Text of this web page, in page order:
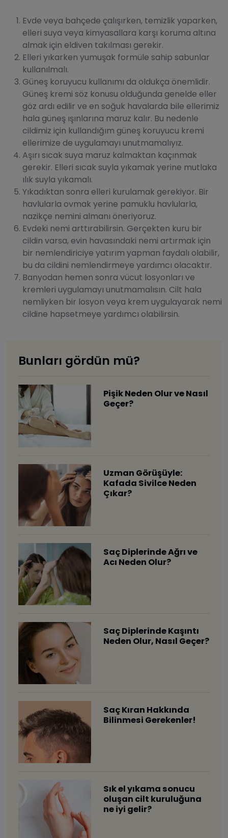
Evde veya bahçede çalışırken, temizlik yaparken,
elleri suya veya kimyasallara karşı koruma altına
almak için eldiven takılması gerekir.
Elleri yıkarken yumuşak formüle sahip sabunlar
kullanılmalı.
Güneş koruyucu kullanımı da oldukça önemlidir.
Güneş kremi söz konusu olduğunda genelde eller
göz ardı edilir ve en soğuk havalarda bile ellerimiz
hala güneş ışınlarına maruz kalır. Bu nedenle
cildimiz için kullandığım güneş koruyucu kremi
ellerimize de uygulamayı unutmamalıyız.
Aşırı sıcak suya maruz kalmaktan kaçınmak
gerekir. Elleri sıcak suyla yıkamak yerine mutlaka
ılık suyla yıkamalı.
Yıkadıktan sonra elleri kurulamak gerekiyor. Bir
havlularla ovmak yerine pamuklu havlularla,
nazikçe nemini almanı öneriyoruz.
Evdeki nemi arttırabilirsin. Gerçekten kuru bir
cildin varsa, evin havasındaki nemi artırmak için
bir nemlendiriciye yatırım yapman faydalı olabilir,
bu da cildini nemlendirmeye yardımcı olacaktır.
Banyodan hemen sonra vücut losyonları ve
kremleri uygulamayı unutmamalısın. Cilt hala
nemliyken bir losyon veya krem uygulayarak nemi
cildine hapsetmeye yardımcı olabilirsin.
Bunları gördün mü?
Pişik Neden Olur ve Nasıl
Geçer?
Uzman Görüşüyle:
Kafada Sivilce Neden
Çıkar?
Saç Diplerinde Ağrı ve
Acı Neden Olur?
Saç Diplerinde Kaşıntı
Neden Olur, Nasıl Geçer?
Saç Kıran Hakkında
Bilinmesi Gerekenler!
Sık el yıkama sonucu
oluşan cilt kuruluğuna
ne iyi gelir?